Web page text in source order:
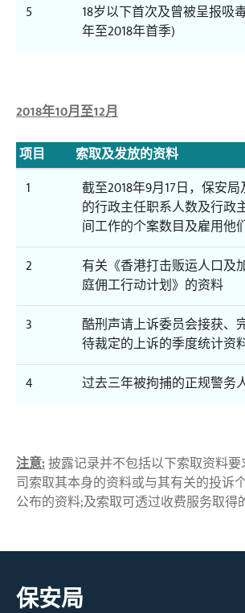
5
18岁以下首次及曾被呈报吸
年至2018年首季)
2018年10月至12月
项目
索取及发放的资料
1
截至2018年9月17日，保安
的行政主任职系人数及行政
间工作的个案数目及雇用他
2
有关《香港打击贩运人口及
庭佣工行动计划》的资料
3
酷刑声请上诉委员会接获、
待裁定的上诉的季度统计资
4
过去三年被拘捕的正规警务
注意:披露记录并不包括以下索取资料
司索取其本身的资料或与其有关的投诉
公布的资料;及索取可透过收费服务取得
保安局